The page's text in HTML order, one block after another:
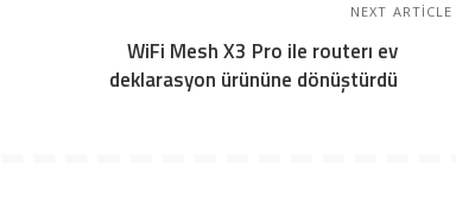
NEXT ARTICLE
WiFi Mesh X3 Pro ile routerı ev
deklarasyon ürününe dönüştürdü